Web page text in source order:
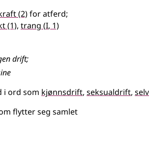
(2)for atferd;
(1), trang (1
I, 1)
drift;
i ord som kjønnsdrift seksualdrift
flytter seg samlet